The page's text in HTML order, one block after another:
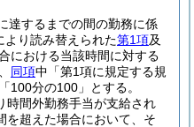
達するまでの間の勤務に係
より読み替えられた第1項及
における当該時間に対する
同項中「第1項に規定する規
100分の100」とする。
時間外勤務手当が支給され
を超えた場合において、そ